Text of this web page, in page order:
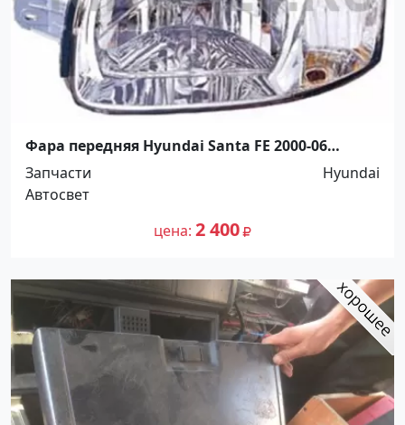
Фара передняя Hyundai Santa FE 2000-06
(9210226010) Краснодар
Запчасти
Hyundai
Автосвет
цена 2 400